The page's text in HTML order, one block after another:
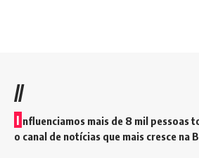
//
I nfluenciamos mais de 8 mil pessoas
o canal de notícias que mais cresce na